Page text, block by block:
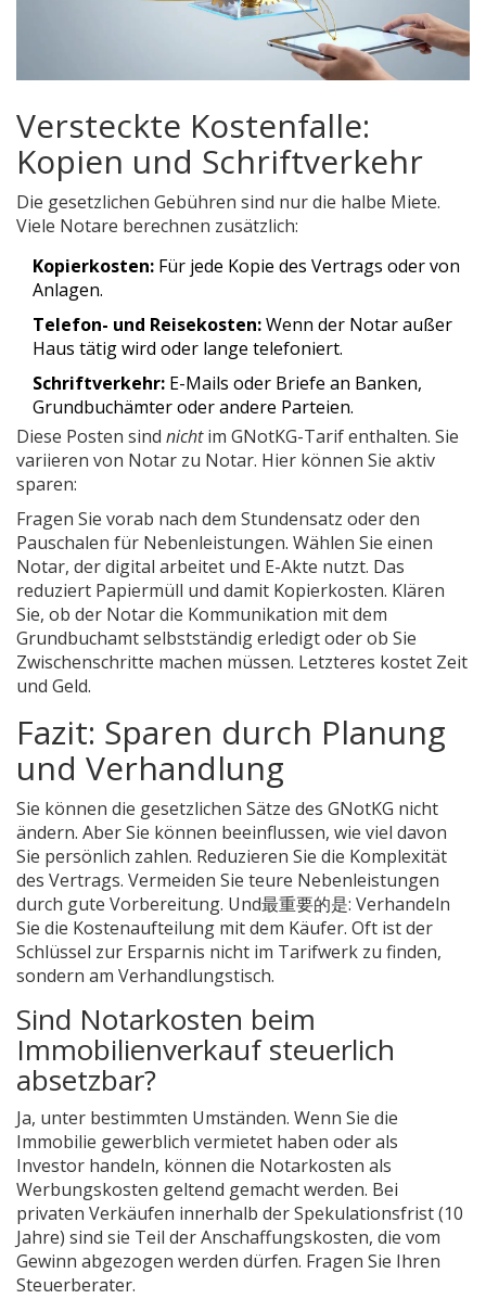
Versteckte Kostenfalle:
Kopien und Schriftverkehr
Die gesetzlichen Gebühren sind nur die halbe Miete.
Viele Notare berechnen zusätzlich:
Kopierkosten: Für jede Kopie des Vertrags oder von
Anlagen.
Telefon- und Reisekosten:Wenn der Notar außer
Haus tätig wird oder lange telefoniert.
Schriftverkehr: E-Mails oder Briefe an Banken,
Grundbuchämter oder andere Parteien.
Diese Posten sind nichtim GNotKG-Tarif enthalten. Sie
variieren von Notar zu Notar. Hier können Sie aktiv
sparen:
Fragen Sie vorab nach dem Stundensatz oder den
Pauschalen für Nebenleistungen. Wählen Sie einen
Notar, der digital arbeitet und E-Akte nutzt. Das
reduziert Papiermüll und damit Kopierkosten. Klären
Sie, ob der Notar die Kommunikation mit dem
Grundbuchamt selbstständig erledigt oder ob Sie
Zwischenschritte machen müssen. Letzteres kostet Zeit
und Geld.
Fazit: Sparen durch Planung
und Verhandlung
Sie können die gesetzlichen Sätze des GNotKG nicht
ändern. Aber Sie können beeinflussen, wie viel davon
Sie persönlich zahlen. Reduzieren Sie die Komplexität
des Vertrags. Vermeiden Sie teure Nebenleistungen
durch gute Vorbereitung. Und最重要的是: Verhandeln
Sie die Kostenaufteilung mit dem Käufer. Oft ist der
Schlüssel zur Ersparnis nicht im Tarifwerk zu finden,
sondern am Verhandlungstisch.
Sind Notarkosten beim
Immobilienverkauf steuerlich
absetzbar?
Ja, unter bestimmten Umständen. Wenn Sie die
Immobilie gewerblich vermietet haben oder als
Investor handeln, können die Notarkosten als
Werbungskosten geltend gemacht werden. Bei
privaten Verkäufen innerhalb der Spekulationsfrist (10
Jahre) sind sie Teil der Anschaffungskosten, die vom
Gewinn abgezogen werden dürfen. Fragen Sie Ihren
Steuerberater.